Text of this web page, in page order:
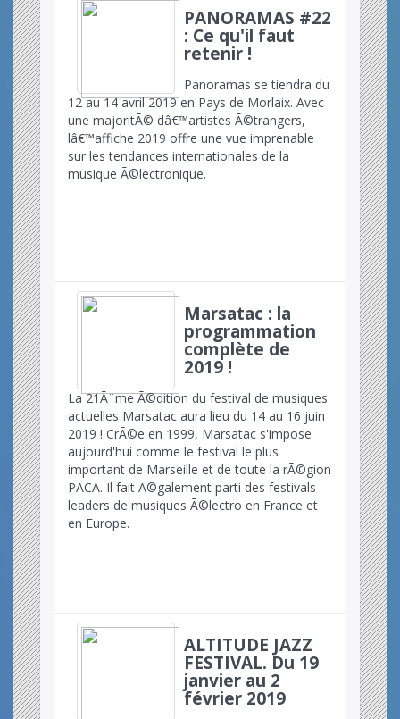
PANORAMAS #22
: Ce qu'il faut
retenir !
Panoramas se tiendra du
12 au 14 avril 2019 en Pays de Morlaix. Avec
une majoritÃ© dâ€™artistes Ã©trangers,
lâ€™affiche 2019 offre une vue imprenable
sur les tendances internationales de la
musique Ã©lectronique.
Marsatac : la
programmation
complète de
2019 !
La 21Ã¨me Ã©dition du festival de musiques
actuelles Marsatac aura lieu du 14 au 16 juin
2019 ! CrÃ©e en 1999, Marsatac s'impose
aujourd'hui comme le festival le plus
important de Marseille et de toute la rÃ©gion
PACA. Il fait Ã©galement parti des festivals
leaders de musiques Ã©lectro en France et
en Europe.
ALTITUDE JAZZ
FESTIVAL. Du 19
janvier au 2
février 2019